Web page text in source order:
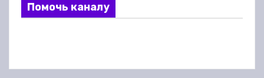
Помочь каналу